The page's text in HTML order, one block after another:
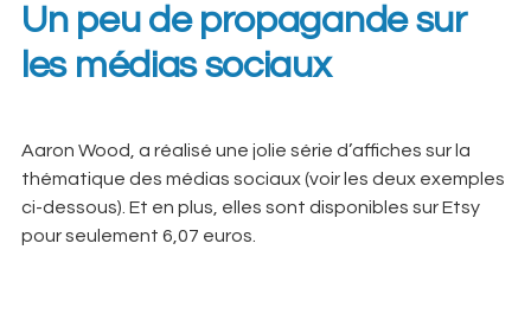
Un peu de propagande sur
les médias sociaux
Aaron Wood, a réalisé une jolie série d’affiches sur la
thématique des médias sociaux (voir les deux exemples
ci-dessous). Et en plus, elles sont disponibles sur Etsy
pour seulement 6,07 euros.